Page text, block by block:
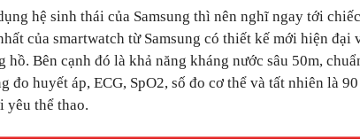
hệ sinh thái của Samsung thì nên nghĩ ngay tới
của smartwatch từ Samsung có thiết kế mới hiện đại
hồ. Bên cạnh đó là khả năng kháng nước sâu 50m,
đo huyết áp, ECG, SpO2, số đo cơ thể và tất nhiên là
yêu thể thao.